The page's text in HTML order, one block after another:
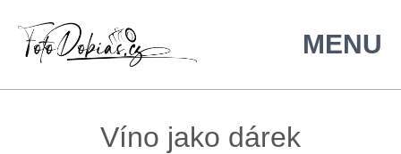
Víno jako dárek